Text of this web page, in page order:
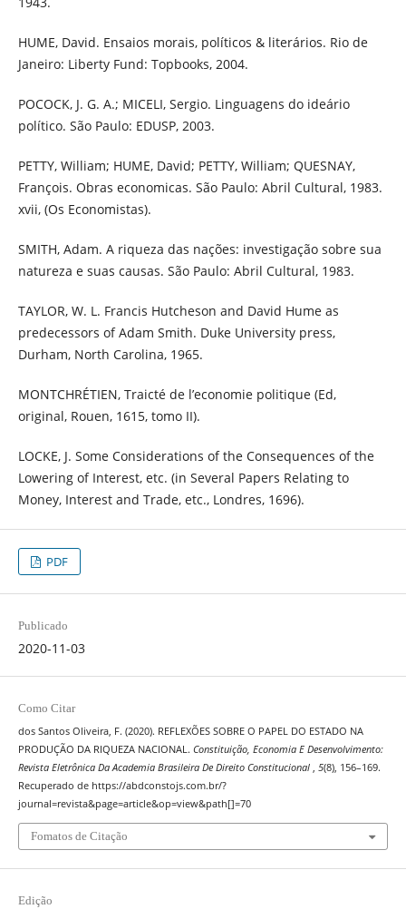
HUME, David. Ensaios morais, políticos & literários. Rio de
Janeiro: Liberty Fund: Topbooks, 2004.
POCOCK, J. G. A.; MICELI, Sergio. Linguagens do ideário
político. São Paulo: EDUSP, 2003.
PETTY, William; HUME, David; PETTY, William; QUESNAY,
François. Obras economicas. São Paulo: Abril Cultural, 1983.
xvii, (Os Economistas).
SMITH, Adam. A riqueza das nações: investigação sobre sua
natureza e suas causas. São Paulo: Abril Cultural, 1983.
TAYLOR, W. L. Francis Hutcheson and David Hume as
predecessors of Adam Smith. Duke University press,
Durham, North Carolina, 1965.
MONTCHRÉTIEN, Traicté de l’economie politique (Ed,
original, Rouen, 1615, tomo II).
LOCKE, J. Some Considerations of the Consequences of the
Lowering of Interest, etc. (in Several Papers Relating to
Money, Interest and Trade, etc., Londres, 1696).
PDF
Publicado
2020-11-03
Como Citar
dos Santos Oliveira, F. (2020). REFLEXÕES SOBRE O PAPEL DO ESTADO NA
PRODUÇÃO DA RIQUEZA NACIONAL. Constituição, Economia E Desenvolvimento:
Revista Eletrônica Da Academia Brasileira De Direito Constitucional , 5(8), 156–169.
Recuperado de https://abdconstojs.com.br/?
journal=revista&page=article&op=view&path[]=70
Fomatos de Citação
Edição